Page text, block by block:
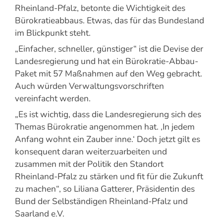
Rheinland-Pfalz, betonte die Wichtigkeit des
Bürokratieabbaus. Etwas, das für das Bundesland
im Blickpunkt steht.
„Einfacher, schneller, günstiger“ ist die Devise der
Landesregierung und hat ein Bürokratie-Abbau-
Paket mit 57 Maßnahmen auf den Weg gebracht.
Auch würden Verwaltungsvorschriften
vereinfacht werden.
„Es ist wichtig, dass die Landesregierung sich des
Themas Bürokratie angenommen hat. ‚In jedem
Anfang wohnt ein Zauber inne.‘ Doch jetzt gilt es
konsequent daran weiterzuarbeiten und
zusammen mit der Politik den Standort
Rheinland-Pfalz zu stärken und fit für die Zukunft
zu machen“, so Liliana Gatterer, Präsidentin des
Bund der Selbständigen Rheinland-Pfalz und
Saarland e.V.